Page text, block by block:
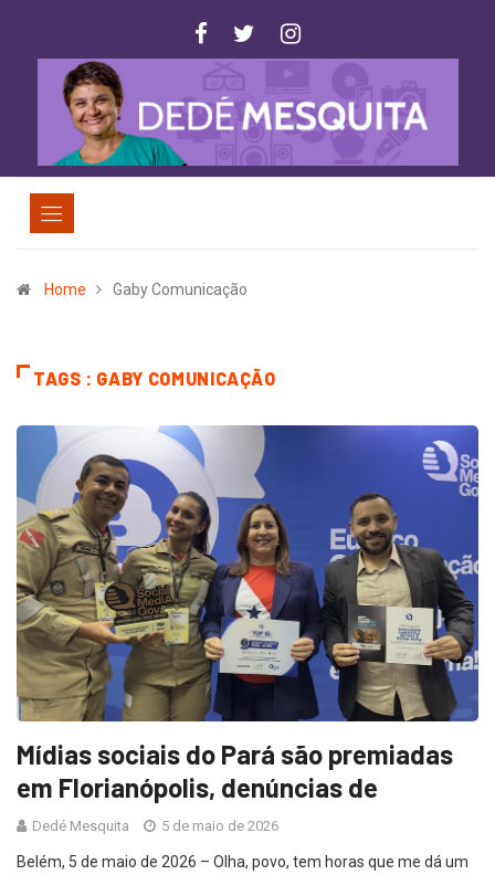
Home Gaby Comunicação
TAGS : GABY COMUNICAÇÃO
Mídias sociais do Pará são premiadas
em Florianópolis, denúncias de
Dedé Mesquita 5 de maio de 2026
Belém, 5 de maio de 2026 – Olha, povo, tem horas que me dá um